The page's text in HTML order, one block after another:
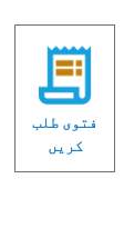
فتوی طلب
کریں